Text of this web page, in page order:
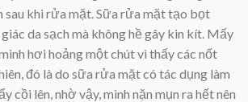
sau khi rửa mặt. Sữa rửa mặt tạo bọt
da sạch mà không hề gây kin kít. Mấy
hơi hoảng một chút vì thấy các nốt
đó là do sữa rửa mặt có tác dụng làm
cồi lên, nhờ vậy, mình nặn mụn ra hết nên